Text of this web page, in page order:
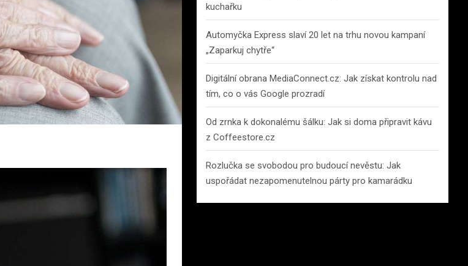
kuchařku
Automyčka Express slaví 20 let na trhu novou kampaní
„Zaparkuj chytře“
Digitální obrana MediaConnect.cz: Jak získat kontrolu nad
tím, co o vás Google prozradí
Od zrnka k dokonalému šálku: Jak si doma připravit kávu
z Coffeestore.cz
Rozlučka se svobodou pro budoucí nevěstu: Jak
uspořádat nezapomenutelnou párty pro kamarádku